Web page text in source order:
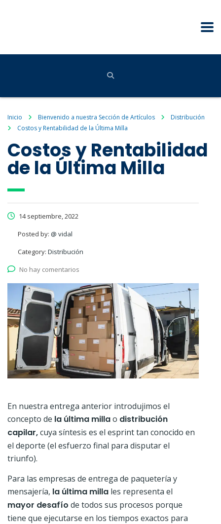
Inicio Bienvenido a nuestra Sección de Artículos
Distribución
Costos y Rentabilidad de la Última Milla
Costos y Rentabilidad
de la Última Milla
14 septiembre, 2022
Posted by: @ vidal
Category: Distribución
No hay comentarios
En nuestra entrega anterior introdujimos el
concepto de la última millao distribución
capilar,cuya síntesis es el esprint tan conocido en
el deporte (el esfuerzo final para disputar el
triunfo).
Para las empresas de entrega de paquetería y
mensajería, la última milla les representa el
mayor desafío de todos sus procesos porque
tiene que ejecutarse en los tiempos exactos para